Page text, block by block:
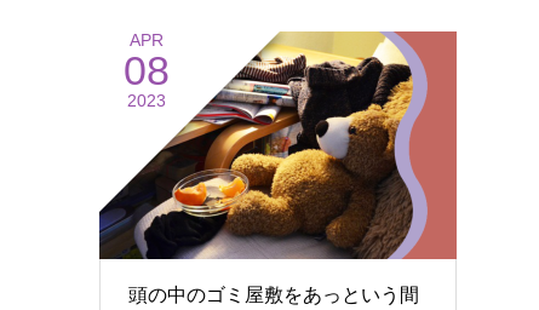
APR
08
2023
頭の中のゴミ屋敷をあっという間